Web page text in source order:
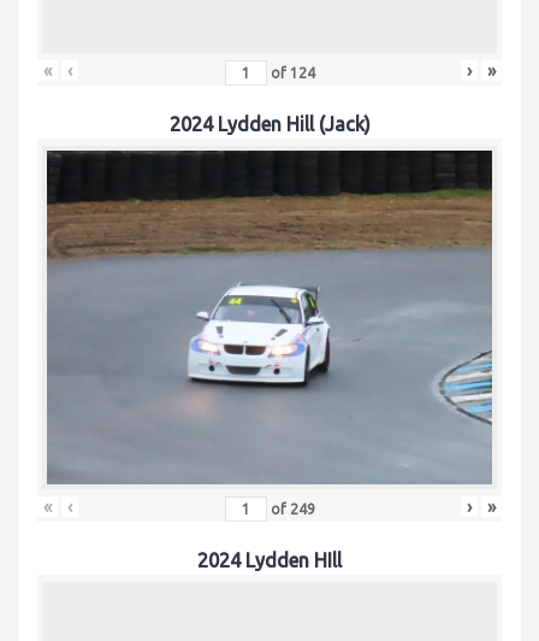
« ‹ of 124 › »
2024 Lydden Hill (Jack)
« ‹ of 249 › »
2024 Lydden HIll